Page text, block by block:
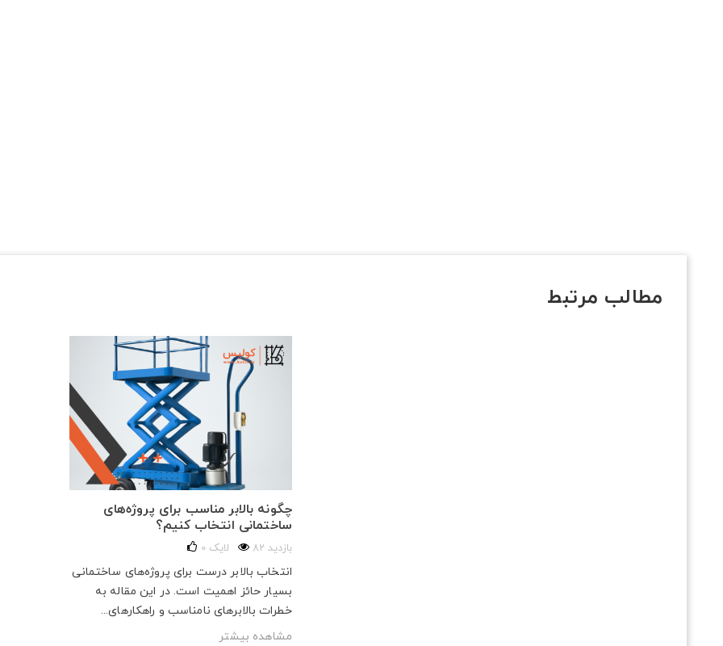
مطالب مرتبط
چگونه بالابر مناسب برای پروژه‌های
ساختمانی انتخاب کنیم؟
82 بازدید 0 لایک
انتخاب بالابر درست برای پروژه‌های ساختمانی
بسیار حائز اهمیت است. در این مقاله به
خطرات بالابرهای نامناسب و راهکارهای...
مشاهده بیشتر